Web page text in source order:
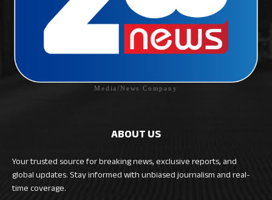
Media/News Company
ABOUT US
Your trusted source for breaking news, exclusive reports, and
global updates. Stay informed with unbiased journalism and real-
time coverage.